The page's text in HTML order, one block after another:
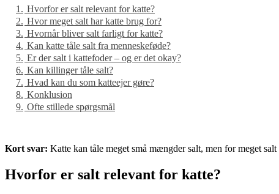
1. Hvorfor er salt relevant for katte?
2. Hvor meget salt har katte brug for?
3. Hvornår bliver salt farligt for katte?
4. Kan katte tåle salt fra menneskeføde?
5. Er der salt i kattefoder – og er det okay?
6. Kan killinger tåle salt?
7. Hvad kan du som katteejer gøre?
8. Konklusion
9. Ofte stillede spørgsmål
Kort svar: Katte kan tåle meget små mængder salt, men for meget
Hvorfor er salt relevant for katte?